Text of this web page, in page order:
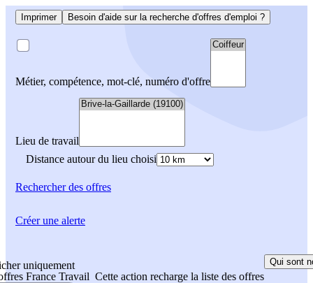
Imprimer Besoin d'aide sur la recherche d'offres d'emploi ?
Métier, compétence, mot-clé, numéro d'offre
Lieu de travail
Distance autour du lieu choisi
Rechercherdes offres
uniquement
France Travail Cette action recharge la liste des offres
Qui sont
Créer une alerte